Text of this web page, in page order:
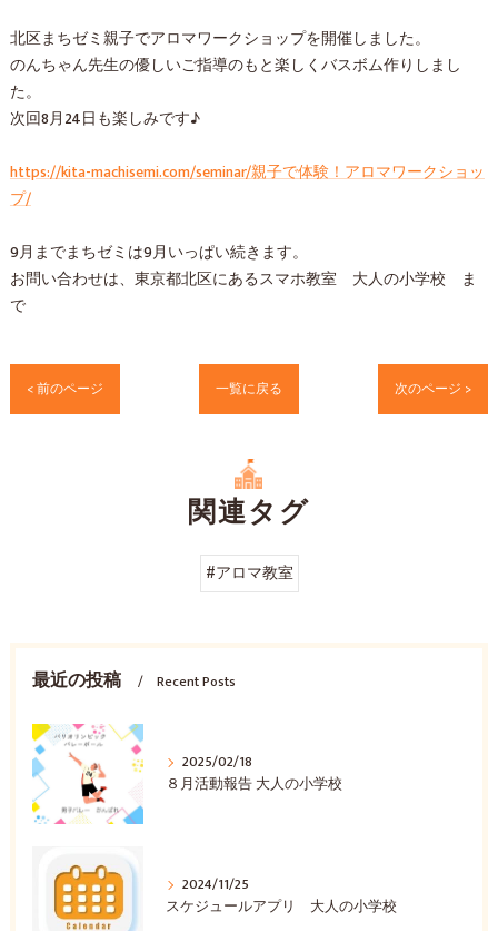
北区まちゼミ親子でアロマワークショップを開催しました。
のんちゃん先生の優しいご指導のもと楽しくバスボム作りしまし
た。
次回8月24日も楽しみです♪
https://kita-machisemi.com/seminar/親子で体験！アロマワークショッ
プ/
9月までまちゼミは9月いっぱい続きます。
お問い合わせは、東京都北区にあるスマホ教室 大人の小学校 ま
で
< 前のページ 一覧に戻る 次のページ >
関連タグ
#アロマ教室
最近の投稿 Recent Posts
2025/02/18
８月活動報告 大人の小学校
2024/11/25
スケジュールアプリ 大人の小学校